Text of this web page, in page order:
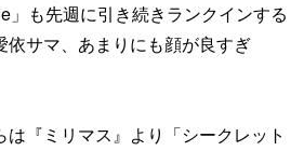
」も先週に引き続きランクインする
依サマ、あまりにも顔が良すぎ
『ミリマス』より「シークレット